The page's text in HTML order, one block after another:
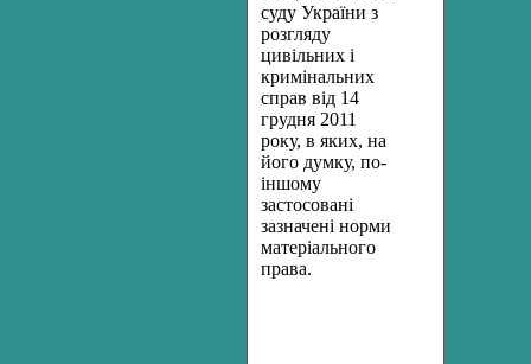
суду України з
розгляду
цивільних і
кримінальних
справ від 14
грудня 2011
року, в яких, на
його думку, по-
іншому
застосовані
зазначені норми
матеріального
права.